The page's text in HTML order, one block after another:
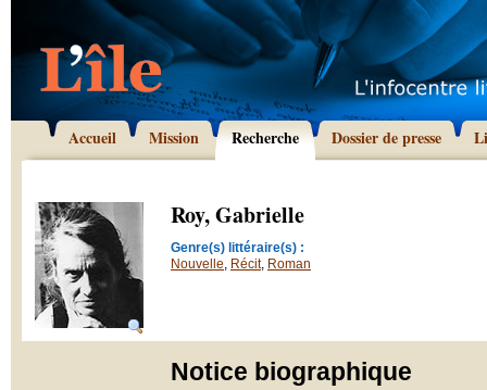
Accueil Mission Recherche Dossier de presse
Roy, Gabrielle
Genre(s) littéraire(s) :
Nouvelle, Récit, Roman
Notice biographique